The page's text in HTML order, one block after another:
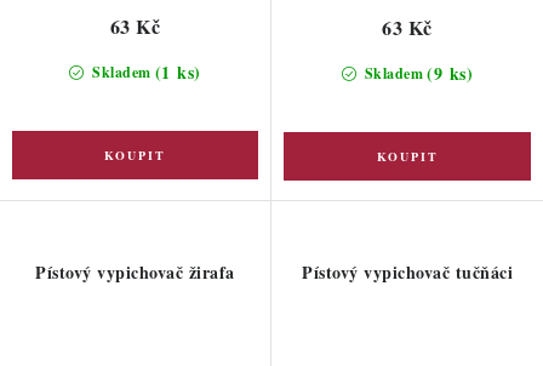
Skladem (1 ks)
63 Kč
Skladem(9 ks)
63 Kč
Pístový vypichovač žirafa Pístový vypichovač tučňáci